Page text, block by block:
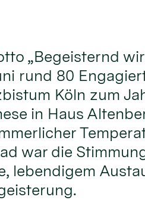
„Begeisternd
rund 80
Köln zum
in Haus
war die
lebendigem